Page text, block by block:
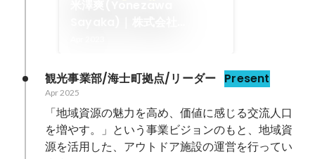
観光事業部/海士町拠点/リーダー Present
Apr 2025
「地域資源の魅力を高め、価値に感じる交流人口
を増やす。」という事業ビジョンのもと、地域資
源を活用した、アウトドア施設の運営を行ってい